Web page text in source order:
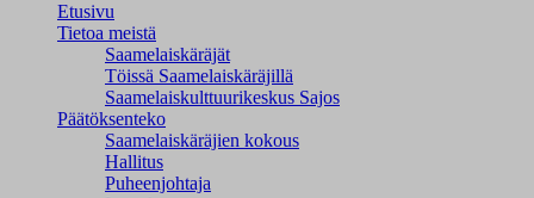
Etusivu
Tietoa meistä
Saamelaiskäräjät
Töissä Saamelaiskäräjillä
Saamelaiskulttuuri­keskus Sajos
Päätöksenteko
Saamelaiskäräjien kokous
Hallitus
Puheenjohtaja